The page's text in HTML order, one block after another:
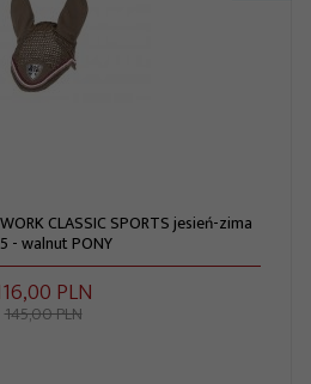
CLASSIC SPORTS jesień-zima
- walnut PONY
00 PLN
145,00 PLN